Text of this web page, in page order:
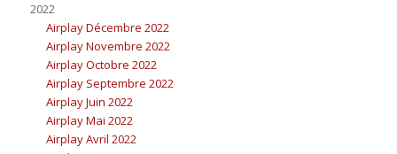
2022
Airplay Décembre 2022
Airplay Novembre 2022
Airplay Octobre 2022
Airplay Septembre 2022
Airplay Juin 2022
Airplay Mai 2022
Airplay Avril 2022